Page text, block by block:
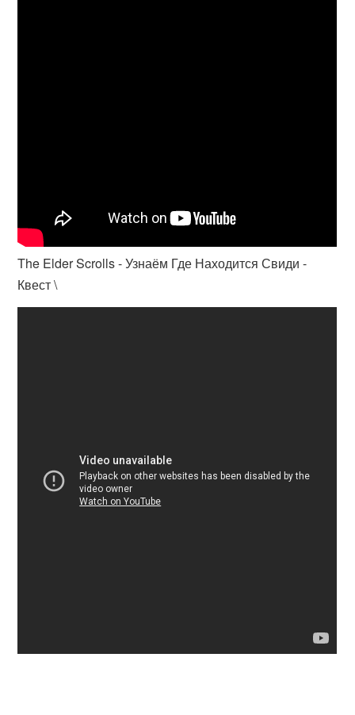
The Elder Scrolls - Узнаём Где Находится Свиди -
Квест \